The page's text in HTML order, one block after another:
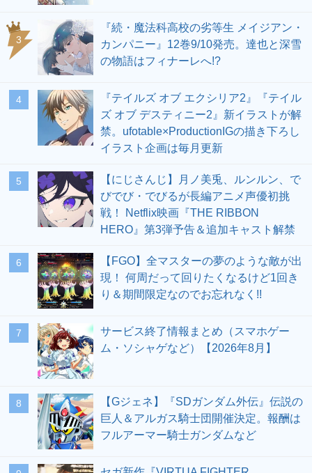
3
『続・魔法科高校の劣等生 メイジアン・
カンパニー』12巻9/10発売。達也と深雪
の物語はフィナーレへ!?
4
『テイルズ オブ エクシリア2』『テイル
ズ オブ デスティニー2』新イラストが解
禁。ufotable×ProductionIGの描き下ろし
イラスト企画は毎月更新
5
【にじさんじ】月ノ美兎、ルンルン、で
びでび・でびるが長編アニメ声優初挑
戦！ Netflix映画『THE RIBBON
HERO』第3弾予告＆追加キャスト解禁
6
【FGO】全マスターの夢のような敵が出
現！ 何周だって回りたくなるけど1回き
り＆期間限定なのでお忘れなく!!
7
サービス終了情報まとめ（スマホゲー
ム・ソシャゲなど）【2026年8月】
8
【Gジェネ】『SDガンダム外伝』伝説の
巨人＆アルガス騎士団開催決定。報酬は
フルアーマー騎士ガンダムなど